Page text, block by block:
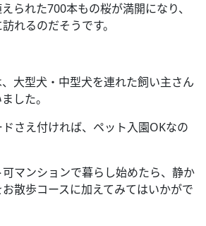
られた700本もの桜が満開になり、
れるのだそうです。
大型犬・中型犬を連れた飼い主さん
した。
さえ付ければ、ペット入園OKなの
マンションで暮らし始めたら、静か
散歩コースに加えてみてはいかがで